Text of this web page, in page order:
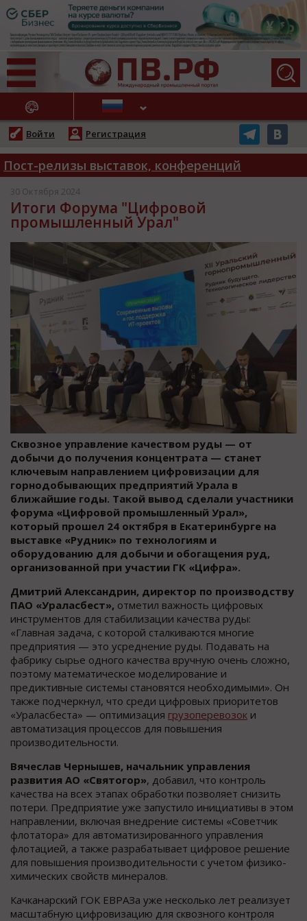
НОВОСТИ
Войти Регистрация
Пост-релизы выставок, конференций
30 Октября 2024
Итоги Форума "Цифровой
промышленный Урал"
Сквозное управление качеством руды — от
добычи до получения концентрата — станет
ключевым направлением цифровизации для
горнодобывающих предприятий Урала в
ближайшие годы. Такой вывод сделали участники
форума «Цифровой промышленный Урал»,
который прошел 24 октября в Екатеринбурге на
выставке «Рудник» по технологиям и
оборудованию для добычи и обогащения руд,
организованной при участии ГК «Цифра».
Дмитрий Александрин, директор по производству
ПАО «Ураласбест», отметил важность цифровых
инструментов для стабилизации качества руды:
«Главная задача, с которой сталкиваются многие
предприятия — это усреднение руды. Подавать на
фабрику сырье одного качества вручную очень сложно,
поэтому математическое моделирование и
предиктивные системы становятся необходимыми». Он
также подчеркнул, что среди цифровых приоритетов
«Ураласбеста» — оптимизация грузоперевозок и
автоматизация процессов для повышения
производительности.
Вячеслав Чернышев, начальник управления
развития АО «Святогор», добавил, что контроль
качества на всех этапах обработки позволяет снизить
потери. Предприятие уже запустило инициативы в этом
направлении, включая внедрение системы «Советчик
флотатора» для автоматизированного управления
флотацией, а также разрабатывает цифровое решение
для повышения производительности с учетом физико-
химических свойств минералов.
Качканарский ГОК ЕВРАЗа уже несколько лет реализует
масштабную цифровизацию для сквозного контроля